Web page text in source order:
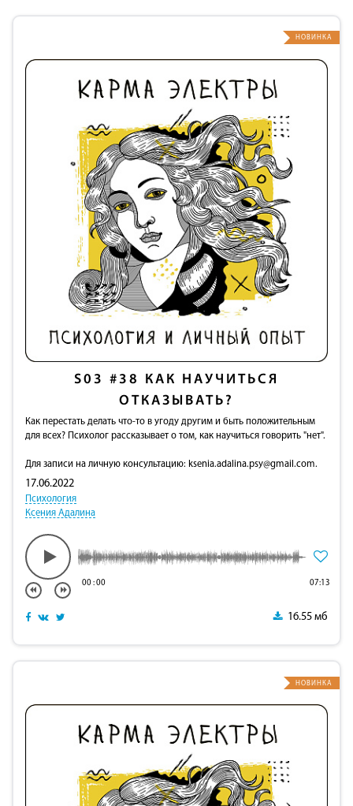
S03 #38
КАК НАУЧИТЬСЯ
ОТКАЗЫВАТЬ?
Как перестать делать что-то в угоду другим и быть положительным
для всех? Психолог рассказывает о том, как научиться говорить "нет".
Для записи на личную консультацию: ksenia.adalina.psy@gmail.com.
17.06.2022
Психология
Ксения Адалина
00:00 07:13
16.55 мб
НОВИНКА
НОВИНКА